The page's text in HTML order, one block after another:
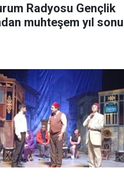
Radyosu Gençlik
muhteşem yıl sonu